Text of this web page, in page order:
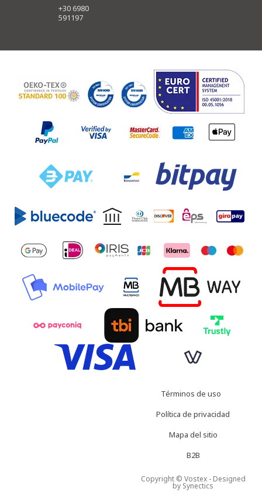
+30 6980
591197
Términos de uso
Política de privacidad
Mapa del sitio
B2B
Copyright © Vostex - Designed
by Synectics